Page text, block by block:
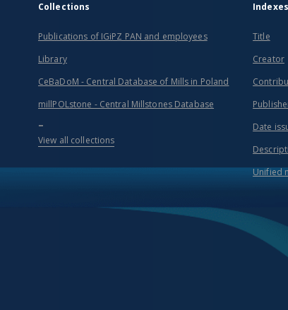
Collections
Publications of IGiPZ PAN and employees
Library
CeBaDoM - Central Database of Mills in Poland
millPOLstone - Central Millstones Database
...
View all collections
Indexes
Title
Creator
Date
Unified